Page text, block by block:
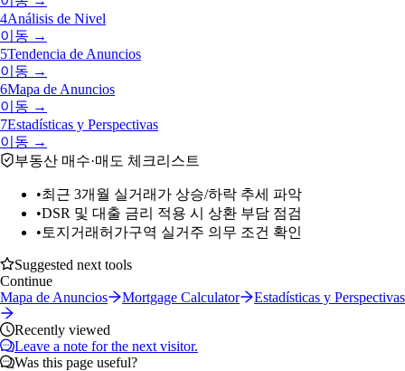
4Análisis de Nivel
이동 →
5Tendencia de Anuncios
이동 →
6Mapa de Anuncios
이동 →
7Estadísticas y Perspectivas
이동 →
부동산 매수·매도 체크리스트
•최근 3개월 실거래가 상승/하락 추세 파악
•DSR 및 대출 금리 적용 시 상환 부담 점검
• 토지거래허가구역 실거주 의무 조건 확인
Suggested next tools
Continue
Mapa de Anuncios
Mortgage Calculator Estadísticas y Perspectivas
Recently viewed
Leave a note for the next visitor.
Was this page useful?